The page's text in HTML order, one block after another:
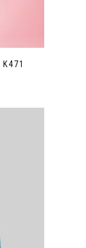
K471